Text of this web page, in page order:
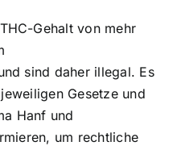
Gehalt von mehr
sind daher illegal. Es
Gesetze und
Hanf und
um rechtliche